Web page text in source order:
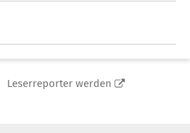
Leserreporter werden